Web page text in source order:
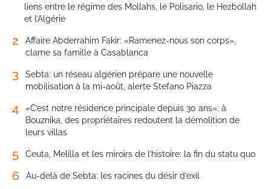
liens entre le régime des Mollahs, le Polisario, le Hezbollah
et l’Algérie
2
Affaire Abderrahim Fakir: «Ramenez-nous son corps»,
clame sa famille à Casablanca
3
Sebta: un réseau algérien prépare une nouvelle
mobilisation à la mi-août, alerte Stefano Piazza
4
«C’est notre résidence principale depuis 30 ans»: à
Bouznika, des propriétaires redoutent la démolition de
leurs villas
5 Ceuta, Melilla et les miroirs de l’histoire: la fin du statu quo
6 Au-delà de Sebta: les racines du désir d’exil